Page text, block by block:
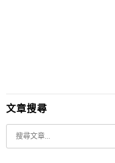
文章搜尋